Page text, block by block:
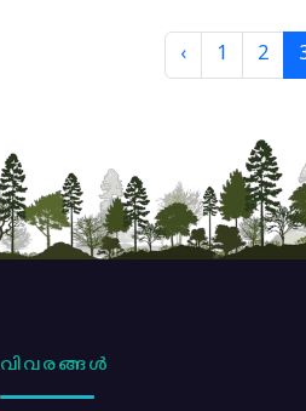
‹ 1 2
വിവരങ്ങൾ